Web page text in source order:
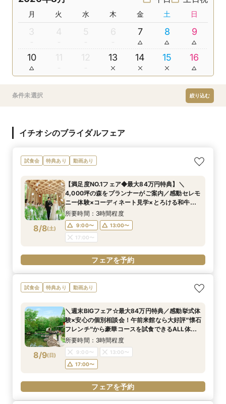
月 火 水 木 金 土 日
3 4 5 6 7 8 9
10 11 12 13 14 15 16
条件未選択 絞り込む
イチオシのブライダルフェア
試食会 特典あり 動画あり
8/8(土)
【満足度NO.1フェア◆最大84万円特典】＼
4,000坪の森をプランナーがご案内／感動セレモ
ニー体験×コーディネート見学×とろける和牛～5
品コース試食付×来館時タクシー代
所要時間：3時間程度
9:00〜
13:00〜
17:00〜
フェアを予約
試食会 特典あり 動画あり
8/9(日)
＼週末BIGフェア☆最大84万円特典／感動挙式体
験×安心の個別相談会！午前来館なら大好評”懐石
フレンチ”から豪華コースを試食できるALL体
感！全館見学★来館時タクシー代3000円負担付
所要時間：3時間程度
9:00〜
13:00〜
17:00〜
フェアを予約